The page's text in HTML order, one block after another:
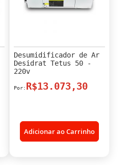
Desumidificador de Ar
Desidrat Tetus 50 -
220v
R$13.073,30
Adicionar ao Carrinho